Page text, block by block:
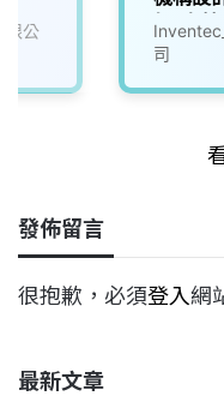
(日
限公
師(士林)
司
發佈留言
很抱歉，必須登入網
最新文章